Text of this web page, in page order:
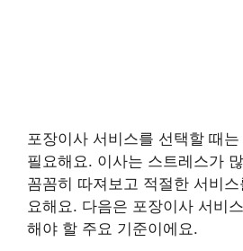
포장이사 서비스를 선택할 때
필요해요. 이사는 스트레스가
꼼꼼히 따져보고 적절한 서비
요해요. 다음은 포장이사 서비
해야 할 주요 기준이에요.